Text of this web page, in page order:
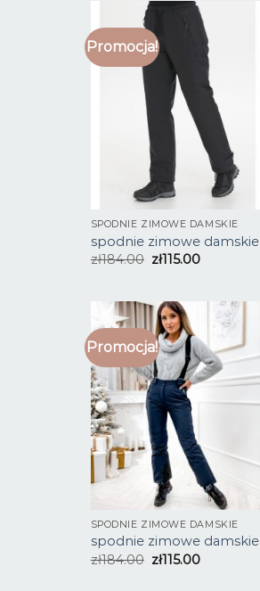
Promocja!
SPODNIE ZIMOWE DAMSKIE
spodnie zimowe damskie
zł184.00 zł115.00
Promocja!
SPODNIE ZIMOWE DAMSKIE
spodnie zimowe damskie
zł184.00 zł115.00